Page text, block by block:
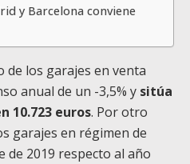
y Barcelona conviene
de los garajes en venta
anual de un -3,5% y sitúa
10.723 euros. Por otro
garajes en régimen de
de 2019 respecto al año